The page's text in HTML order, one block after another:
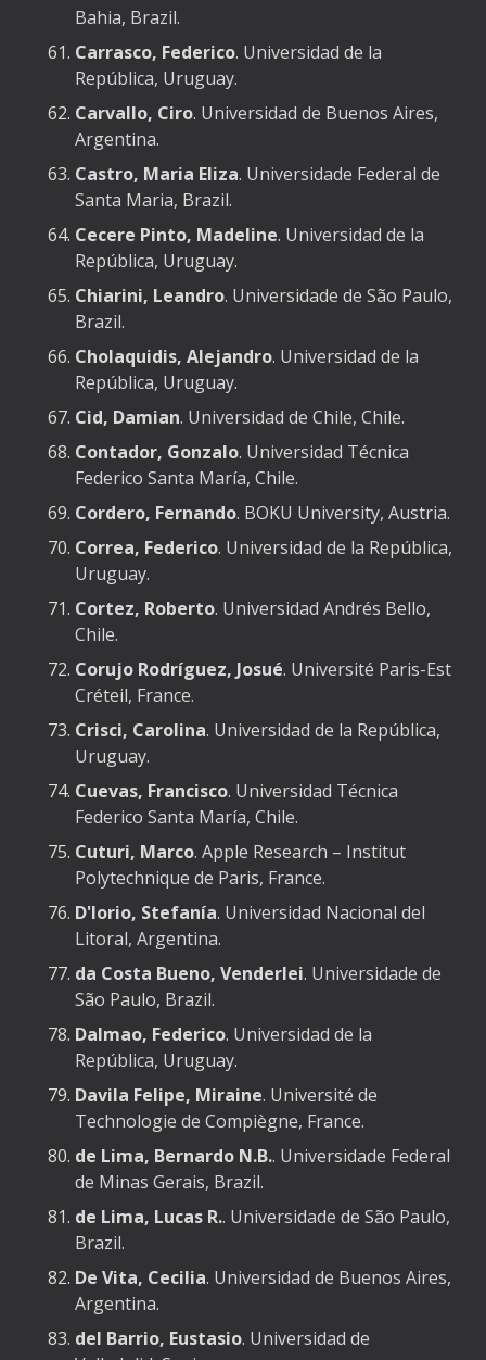
Bahia, Brazil.
Carrasco, Federico. Universidad de la
República, Uruguay.
Carvallo, Ciro. Universidad de Buenos Aires,
Argentina.
Castro, Maria Eliza. Universidade Federal de
Santa Maria, Brazil.
Cecere Pinto, Madeline. Universidad de la
República, Uruguay.
Chiarini, Leandro. Universidade de São Paulo,
Brazil.
Cholaquidis, Alejandro. Universidad de la
República, Uruguay.
Cid, Damian. Universidad de Chile, Chile.
Contador, Gonzalo. Universidad Técnica
Federico Santa María, Chile.
Cordero, Fernando. BOKU University, Austria.
Correa, Federico. Universidad de la República,
Uruguay.
Cortez, Roberto. Universidad Andrés Bello,
Chile.
Corujo Rodríguez, Josué. Université Paris-Est
Créteil, France.
Crisci, Carolina. Universidad de la República,
Uruguay.
Cuevas, Francisco. Universidad Técnica
Federico Santa María, Chile.
Cuturi, Marco. Apple Research – Institut
Polytechnique de Paris, France.
D'Iorio, Stefanía. Universidad Nacional del
Litoral, Argentina.
da Costa Bueno, Venderlei. Universidade de
São Paulo, Brazil.
Dalmao, Federico. Universidad de la
República, Uruguay.
Davila Felipe, Miraine. Université de
Technologie de Compiègne, France.
de Lima, Bernardo N.B.. Universidade Federal
de Minas Gerais, Brazil.
de Lima, Lucas R.. Universidade de São Paulo,
Brazil.
De Vita, Cecilia. Universidad de Buenos Aires,
Argentina.
del Barrio, Eustasio. Universidad de